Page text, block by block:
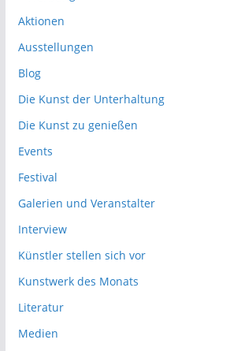
Aktionen
Ausstellungen
Blog
Die Kunst der Unterhaltung
Die Kunst zu genießen
Events
Festival
Galerien und Veranstalter
Interview
Künstler stellen sich vor
Kunstwerk des Monats
Literatur
Medien